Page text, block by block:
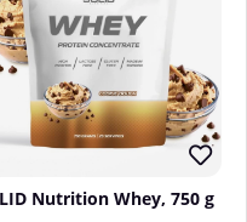
selluloosaa.
kapselin
annos on vain yksi
Nutrition Whey, 750 g